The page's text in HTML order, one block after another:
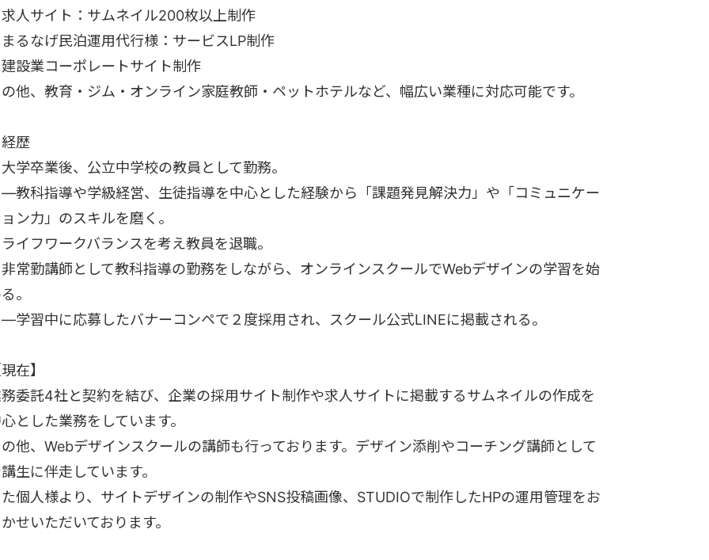
人サイト：サムネイル200枚以上制作
るなげ民泊運用代行様：サービスLP制作
設業コーポレートサイト制作
他、教育・ジム・オンライン家庭教師・ペットホテルなど、幅広い業種に対応可能です。
歴
学卒業後、公立中学校の教員として勤務。
科指導や学級経営、生徒指導を中心とした経験から「課題発見解決力」や「コミュニケー
ン力」のスキルを磨く。
イフワークバランスを考え教員を退職。
常勤講師として教科指導の勤務をしながら、オンラインスクールでWebデザインの学習を始
。
習中に応募したバナーコンペで２度採用され、スクール公式LINEに掲載される。
在】
委託4社と契約を結び、企業の採用サイト制作や求人サイトに掲載するサムネイルの作成を
とした業務をしています。
他、Webデザインスクールの講師も行っております。デザイン添削やコーチング講師として
生に伴走しています。
個人様より、サイトデザインの制作やSNS投稿画像、STUDIOで制作したHPの運用管理をお
せいただいております。